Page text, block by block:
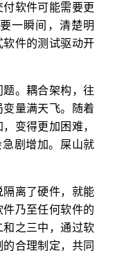
软件可能需要更
一瞬间，清楚明
件的测试驱动开
。耦合架构，往
量满天飞。随着
变得更加困难，
急剧增加。屎山就
离了硬件，就能
乃至任何软件的
之三中，通过软
合理制定，共同